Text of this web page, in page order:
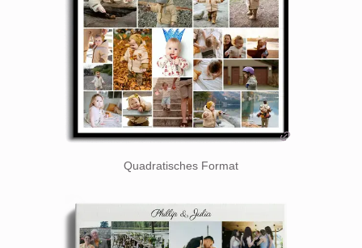
Quadratisches Format